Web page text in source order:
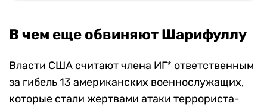
В чем еще обвиняют Шарифуллу
Власти США считают члена ИГ* ответственным
за гибель 13 американских военнослужащих,
которые стали жертвами атаки террориста-